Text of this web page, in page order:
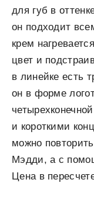
для губ в
он подходит
крем
цвет и
в линейке есть
он в форме
и короткими
можно
Мэдди, а с
Цена в